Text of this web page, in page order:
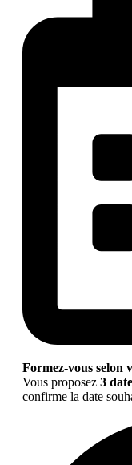
Formez-vous selon
Vous proposez 3
confirme la date